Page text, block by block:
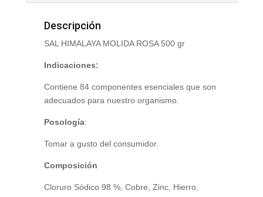
Descripción
SAL HIMALAYA MOLIDA ROSA 500 gr
Indicaciones:
Contiene 84 componentes esenciales que son
adecuados para nuestro organismo.
Posología:
Tomar a gusto del consumidor.
Composición
Cloruro Sódico 98 %, Cobre, Zinc, Hierro,